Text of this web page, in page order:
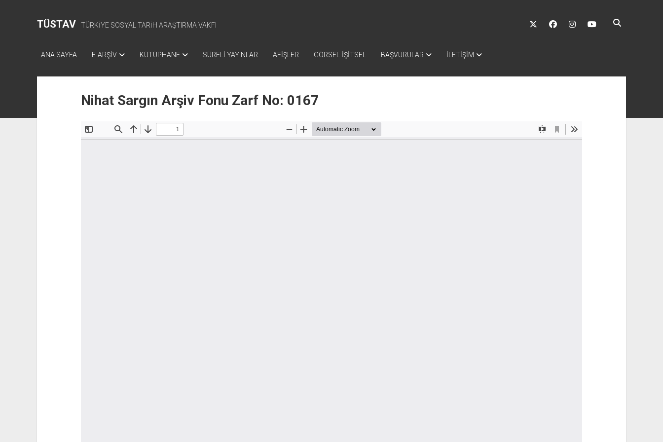
TÜSTAV TÜRKİYE SOSYAL TARİH ARAŞTIRMA VAKFI
twitter facebookinstagramyoutube
ANA SAYFA E-ARŞİV KÜTÜPHANE SÜRELİ YAYINLAR AFİŞLER GÖRSEL-İŞİTSEL BAŞVURULAR İLETİŞİM
Nihat Sargın Arşiv Fonu Zarf No: 0167